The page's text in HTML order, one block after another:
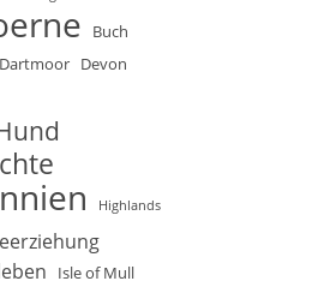
Buch
Dartmoor Devon
Highlands
Isle of Mull